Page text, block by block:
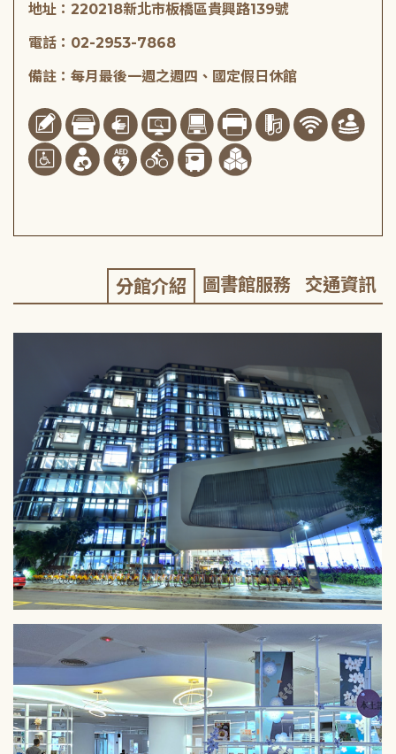
地址：220218新北市板橋區貴興路139號
電話：02-2953-7868
備註：每月最後一週之週四、國定假日休館
分館介紹 圖書館服務 交通資訊